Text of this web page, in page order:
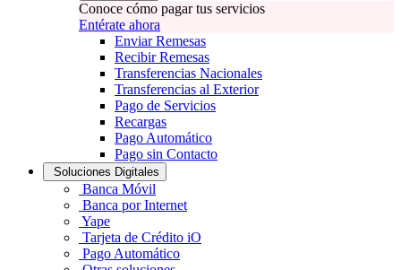
Conoce cómo pagar tus servicios
Entérate ahora
Enviar Remesas
Recibir Remesas
Transferencias Nacionales
Transferencias al Exterior
Pago de Servicios
Recargas
Pago Automático
Pago sin Contacto
Soluciones Digitales
Banca Móvil
Banca por Internet
Yape
Tarjeta de Crédito iO
Pago Automático